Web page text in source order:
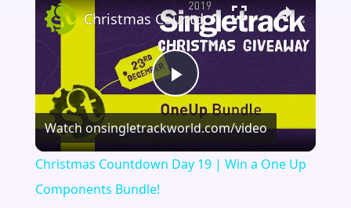
Play
Video
Christmas Countdown Day 19 | Win a One Up Components Bundle!
Watch onsingletrackworld.com/video
Christmas Countdown Day 19 | Win a One Up
Components Bundle!